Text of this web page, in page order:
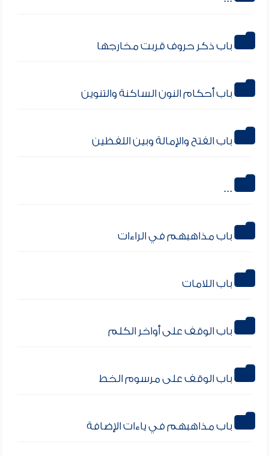
باب ذكر حروف قربت مخارجها
باب أحكام النون الساكنة والتنوين
باب الفتح والإمالة وبين اللفظين
باب مذاهبهم في الراءات
باب اللامات
باب الوقف على أواخر الكلم
باب الوقف على مرسوم الخط
باب مذاهبهم في ياءات الإضافة